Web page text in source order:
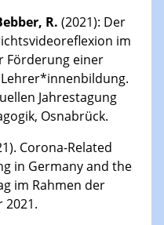
R. (2021): Der
im
Förderung einer
Jahrestagung
Osnabrück.
Corona-Related
in Germany and the
im Rahmen der
2021.